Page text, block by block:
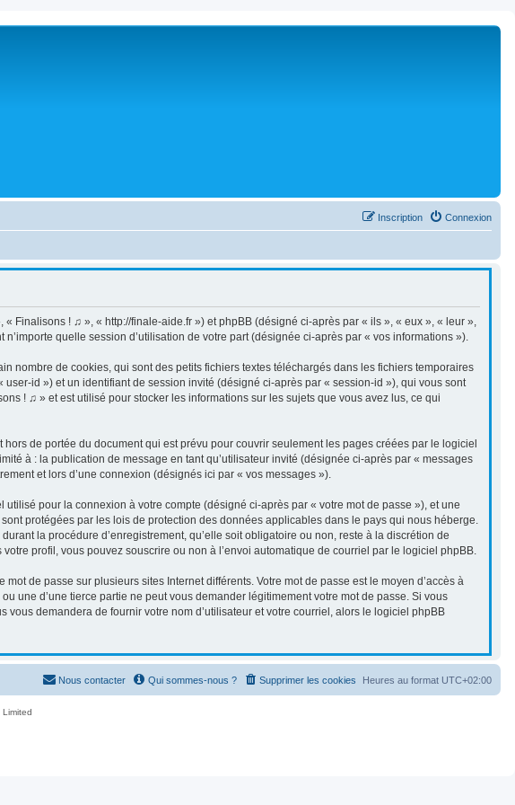
Connexion
Inscription
Finalisons ! ♫ », « http://finale-aide.fr ») et phpBB (désigné ci-après par « ils », « eux », « leur »,
quelle session d’utilisation de votre part (désignée ci-après par « vos informations »).
nombre de cookies, qui sont des petits fichiers textes téléchargés dans les fichiers temporaires
id ») et un identifiant de session invité (désigné ci-après par « session-id »), qui vous sont
! ♫ » et est utilisé pour stocker les informations sur les sujets que vous avez lus, ce qui
de portée du document qui est prévu pour couvrir seulement les pages créées par le logiciel
à : la publication de message en tant qu’utilisateur invité (désignée ci-après par « messages
et lors d’une connexion (désignés ici par « vos messages »).
pour la connexion à votre compte (désigné ci-après par « votre mot de passe »), et une
protégées par les lois de protection des données applicables dans le pays qui nous héberge.
la procédure d’enregistrement, qu’elle soit obligatoire ou non, reste à la discrétion de
profil, vous pouvez souscrire ou non à l’envoi automatique de courriel par le logiciel phpBB.
de passe sur plusieurs sites Internet différents. Votre mot de passe est le moyen d’accès à
une d’une tierce partie ne peut vous demander légitimement votre mot de passe. Si vous
demandera de fournir votre nom d’utilisateur et votre courriel, alors le logiciel phpBB
Heures au format UTC+02:00
Supprimer les cookies
Qui sommes-nous ?
Nous contacter